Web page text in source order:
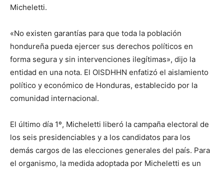
Micheletti.
«No existen garantías para que toda la población
hondureña pueda ejercer sus derechos políticos en
forma segura y sin intervenciones ilegítimas», dijo la
entidad en una nota. El OISDHHN enfatizó el aislamiento
político y económico de Honduras, establecido por la
comunidad internacional.
El último día 1º, Micheletti liberó la campaña electoral de
los seis presidenciables y a los candidatos para los
demás cargos de las elecciones generales del país. Para
el organismo, la medida adoptada por Micheletti es un